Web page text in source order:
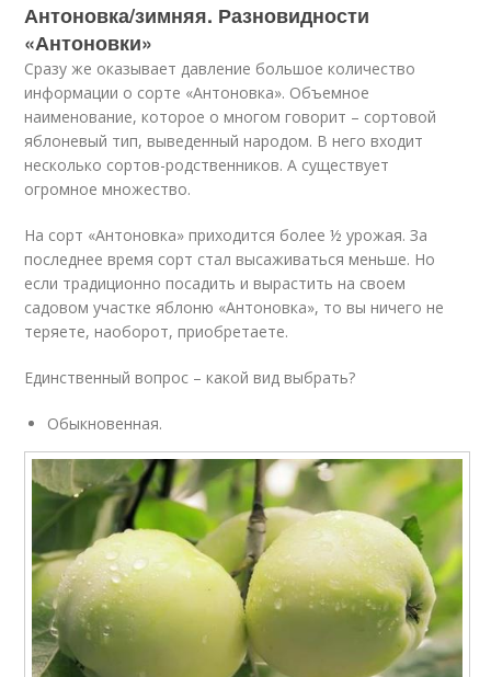
Антоновка/зимняя. Разновидности
«Антоновки»
Сразу же оказывает давление большое количество
информации о сорте «Антоновка». Объемное
наименование, которое о многом говорит – сортовой
яблоневый тип, выведенный народом. В него входит
несколько сортов-родственников. А существует
огромное множество.
На сорт «Антоновка» приходится более ½ урожая. За
последнее время сорт стал высаживаться меньше. Но
если традиционно посадить и вырастить на своем
садовом участке яблоню «Антоновка», то вы ничего не
теряете, наоборот, приобретаете.
Единственный вопрос – какой вид выбрать?
Обыкновенная.